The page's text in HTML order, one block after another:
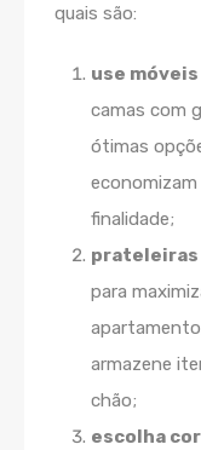
quais são:
use
camas com
ótimas
finalidade;
prateleiras
para
armazene
chão;
escolha